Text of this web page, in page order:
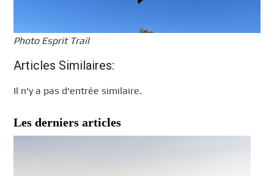
Photo Esprit Trail
Articles Similaires:
Il n’y a pas d’entrée similaire.
Les derniers articles